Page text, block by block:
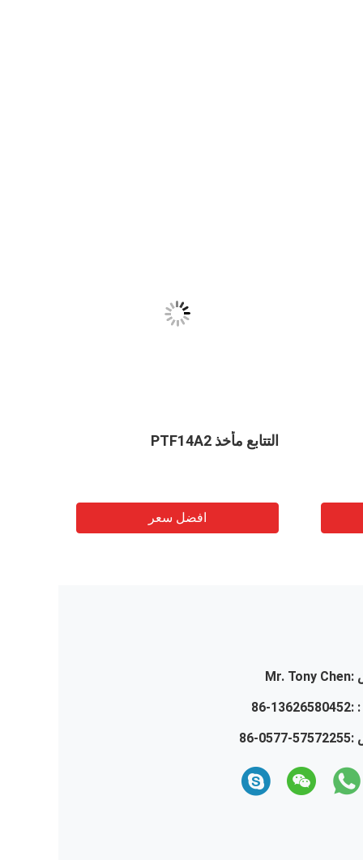
التتابع مأخذ PTF14A2
افضل سعر
:
Mr. Tony Chen
: :
86-13626580452
:
86-0577-57572255